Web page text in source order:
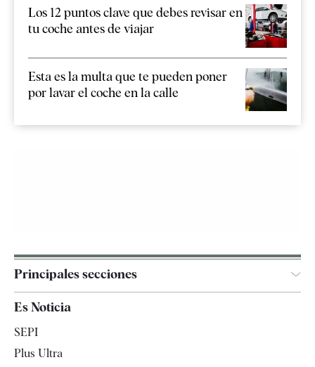
Los 12 puntos clave que debes revisar en
tu coche antes de viajar
Esta es la multa que te pueden poner
por lavar el coche en la calle
Principales secciones
España
Es Noticia
SEPI
Plus Ultra